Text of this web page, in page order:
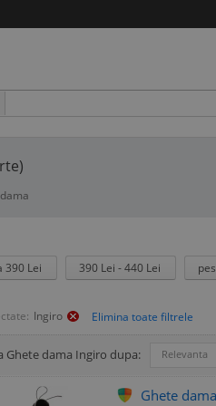
390 Lei 390 Lei - 440 Lei
Ingiro
Ghete dama Ingiro dupa: Relevanta
Ghete